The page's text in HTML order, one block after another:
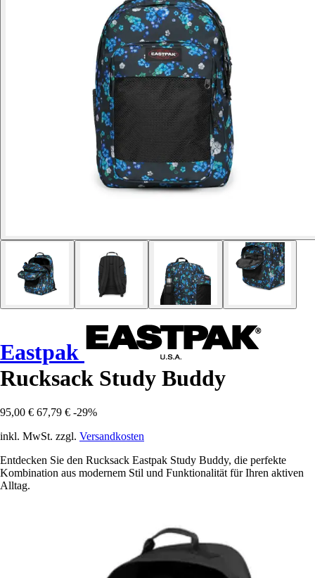
Eastpak
Rucksack Study Buddy
95,00 € 67,79 € -29%
inkl. MwSt. zzgl. Versandkosten
Entdecken Sie den Rucksack Eastpak Study Buddy, die perfekte
Kombination aus modernem Stil und Funktionalität für Ihren aktiven
Alltag.